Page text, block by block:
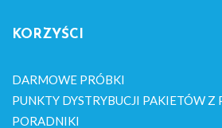
KORZYŚCI
DARMOWE PRÓBKI
PUNKTY DYSTRYBUCJI PAKIETÓW Z
PORADNIKI